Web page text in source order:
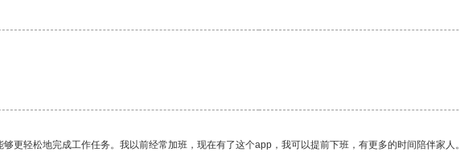
更轻松地完成工作任务。我以前经常加班，现在有了这个app，我可以提前下班，有更多的时间陪伴家人。